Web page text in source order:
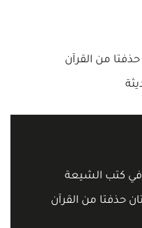
حذفتا من القرآن
في كتب الشيعة
حذفتا من القرآن